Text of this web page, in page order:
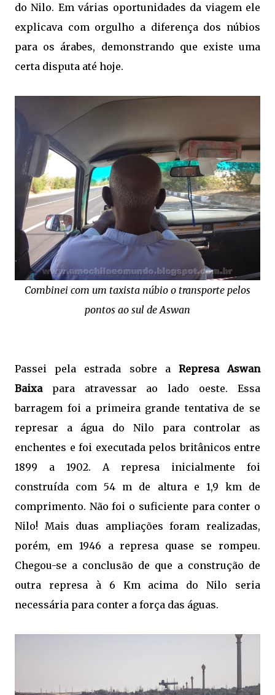
do Nilo. Em várias oportunidades da viagem ele
explicava com orgulho a diferença dos núbios
para os árabes, demonstrando que existe uma
certa disputa até hoje.
Combinei com um taxista núbio o transporte pelos
pontos ao sul de Aswan
Passei pela estrada sobre a Represa Aswan
Baixapara atravessar ao lado oeste. Essa
barragem foi a primeira grande tentativa de se
represar a água do Nilo para controlar as
enchentes e foi executada pelos britânicos entre
1899 a 1902. A represa inicialmente foi
construída com 54 m de altura e 1,9 km de
comprimento. Não foi o suficiente para conter o
Nilo! Mais duas ampliações foram realizadas,
porém, em 1946 a represa quase se rompeu.
Chegou-se a conclusão de que a construção de
outra represa à 6 Km acima do Nilo seria
necessária para conter a força das águas.